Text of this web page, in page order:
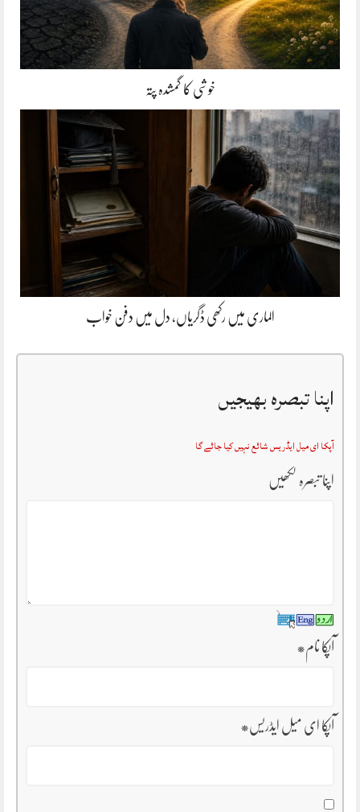
خوشی کا گمشدہ پتہ
الماری میں رکھی ڈگریاں، دل میں دفن خواب
اپنا تبصرہ بھیجیں
آپکا ای میل ایڈریس شائع نہیں کیا جائے گا
اپنا تبصرہ لکھیں
آپکا نام*
آپکا ای میل ایڈریس*